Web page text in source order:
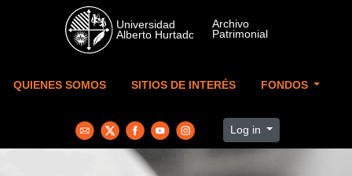
Skip to main content
QUIENES SOMOS SITIOS DE INTERÉS FONDOS
Log in